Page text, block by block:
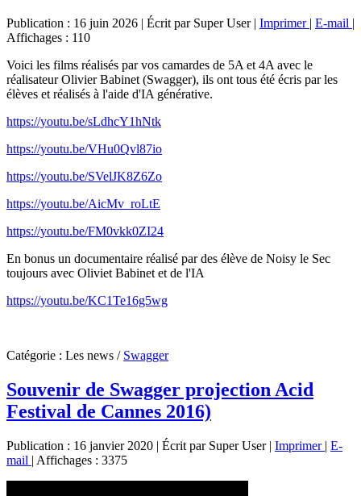
Publication : 16 juin 2026 | Écrit par Super User| Imprimer | E-mail |
Affichages : 110
Voici les films réalisés par vos camardes de 5A et 4A avec le
réalisateur Olivier Babinet (Swagger), ils ont tous été écris par les
élèves et réalisés à l'aide d'IA générative.
https://youtu.be/sLdhcY1hNtk
https://youtu.be/VHu0Qvl87io
https://youtu.be/SVelJK8Z6Zo
https://youtu.be/AicMv_roLtE
https://youtu.be/FM0vkk0ZI24
En bonus un documentaire réalisé par des élève de Noisy le Sec
toujours avec Oliviet Babinet et de l'IA
https://youtu.be/KC1Te16g5wg
Catégorie : Les news / Swagger
Souvenir de Swagger projection Acid
Festival de Cannes 2016)
Publication : 16 janvier 2020 | Écrit par Super User| Imprimer | E-
mail | Affichages : 3375